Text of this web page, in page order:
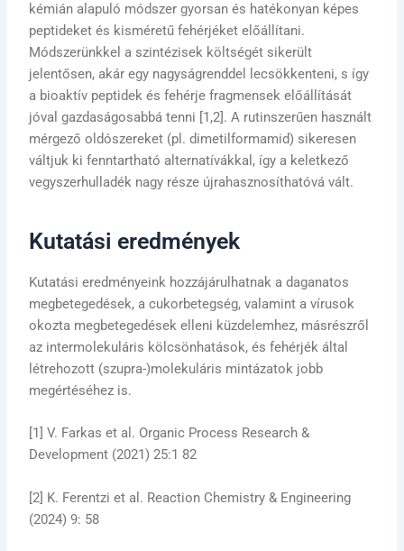
kémián alapuló módszer gyorsan és hatékonyan képes
peptideket és kisméretű fehérjéket előállítani.
Módszerünkkel a szintézisek költségét sikerült
jelentősen, akár egy nagyságrenddel lecsökkenteni, s így
a bioaktív peptidek és fehérje fragmensek előállítását
jóval gazdaságosabbá tenni [1,2]. A rutinszerűen használt
mérgező oldószereket (pl. dimetilformamid) sikeresen
váltjuk ki fenntartható alternatívákkal, így a keletkező
vegyszerhulladék nagy része újrahasznosíthatóvá vált.
Kutatási eredmények
Kutatási eredményeink hozzájárulhatnak a daganatos
megbetegedések, a cukorbetegség, valamint a vírusok
okozta megbetegedések elleni küzdelemhez, másrészről
az intermolekuláris kölcsönhatások, és fehérjék által
létrehozott (szupra-)molekuláris mintázatok jobb
megértéséhez is.
[1] V. Farkas et al. Organic Process Research &
Development (2021) 25:1 82
[2] K. Ferentzi et al. Reaction Chemistry & Engineering
(2024) 9: 58